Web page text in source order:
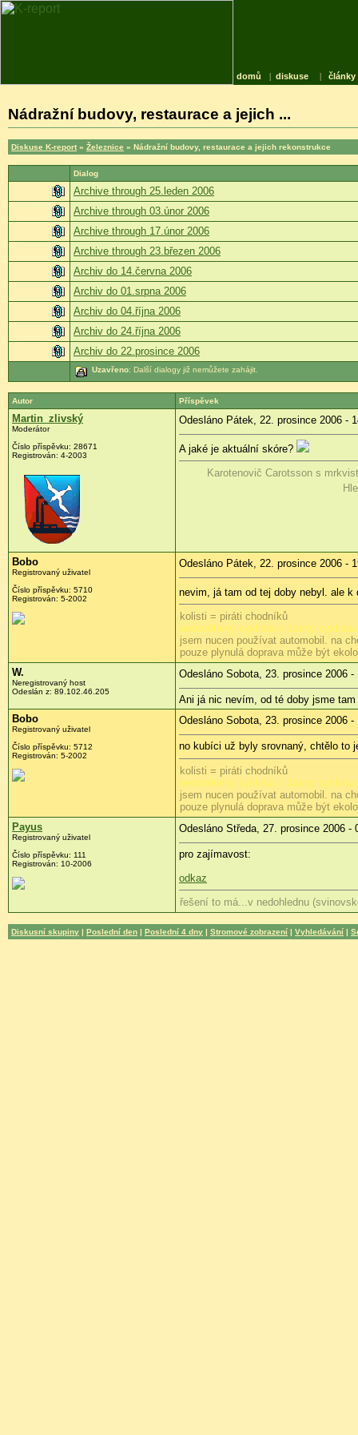
domů | diskuse | články
Nádražní budovy, restaurace a jejich ...
Diskuse K-report » Železnice » Nádražní budovy, restaurace a jejich rekonstrukce
Dialog
Archive through 25.leden 2006
Archive through 03.únor 2006
Archive through 17.únor 2006
Archive through 23.březen 2006
Archiv do 14.června 2006
Archiv do 01.srpna 2006
Archiv do 04.října 2006
Archiv do 24.října 2006
Archiv do 22.prosince 2006
Uzavřeno: Další dialogy již nemůžete zahájit.
Autor Příspěvek
Martin_zlivský
Moderátor
Číslo příspěvku: 28671
Registrován: 4-2003
Odesláno Pátek, 22. prosince 2006 -
A jaké je aktuální skóre?
Karotenovič Carotsson s
Bobo
Registrovaný uživatel
Číslo příspěvku: 5710
Registrován: 5-2002
Odesláno Pátek, 22. prosince 2006 -
nevim, já tam od tej doby nebyl. ale
kolisti = piráti chodníků
neosvětlený cyklista = žádný cyklista
jsem nucen používat automobil. na
pouze plynulá doprava může být
W.
Neregistrovaný host
Odeslán z: 89.102.46.205
Odesláno Sobota, 23. prosince 2006 -
Ani já nic nevím, od té doby jsme
Bobo
Registrovaný uživatel
Číslo příspěvku: 5712
Registrován: 5-2002
Odesláno Sobota, 23. prosince 2006 -
no kubíci už byly srovnaný, chtělo to
kolisti = piráti chodníků
neosvětlený cyklista = žádný cyklista
jsem nucen používat automobil. na
pouze plynulá doprava může být
Payus
Registrovaný uživatel
Číslo příspěvku: 111
Registrován: 10-2006
Odesláno Středa, 27. prosince 2006 -
pro zajímavost:
odkaz
řešení to má...v nedohlednu
Diskusní skupiny | Poslední den | Poslední 4 dny | Stromové zobrazení | Vyhledávání |